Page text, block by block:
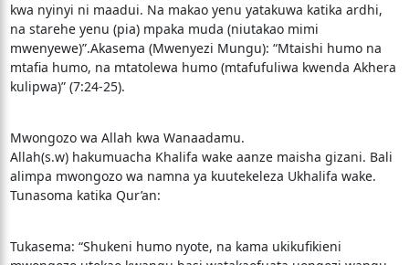
kwa nyinyi ni maadui. Na makao yenu yatakuwa katika ardhi,
na starehe yenu (pia) mpaka muda (niutakao mimi
mwenyewe)”.Akasema (Mwenyezi Mungu): “Mtaishi humo na
mtafia humo, na mtatolewa humo (mtafufuliwa kwenda Akhera
kulipwa)” (7:24-25).
Mwongozo wa Allah kwa Wanaadamu.
Allah(s.w) hakumuacha Khalifa wake aanze maisha gizani. Bali
alimpa mwongozo wa namna ya kuutekeleza Ukhalifa wake.
Tunasoma katika Qur’an:
Tukasema: “Shukeni humo nyote, na kama ukikufikieni